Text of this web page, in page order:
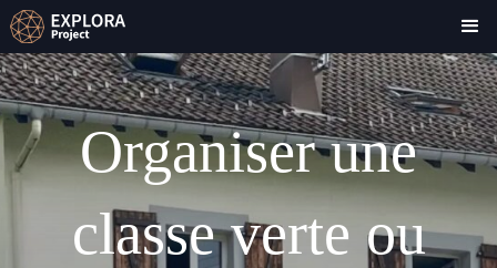
Organiser une
classe verte ou